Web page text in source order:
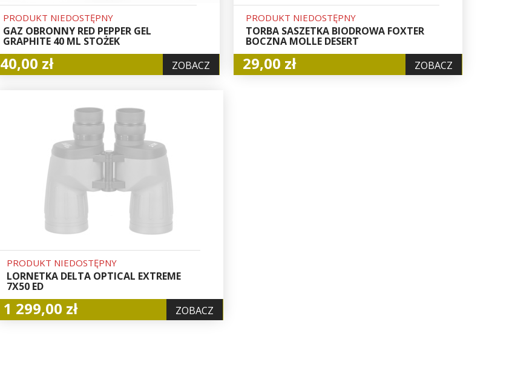
PRODUKT NIEDOSTĘPNY
GAZ OBRONNY RED PEPPER GEL
GRAPHITE 40 ML STOŻEK
40,00 zł ZOBACZ
PRODUKT NIEDOSTĘPNY
TORBA SASZETKA BIODROWA FOXTER
BOCZNA MOLLE DESERT
29,00 zł ZOBACZ
PRODUKT NIEDOSTĘPNY
LORNETKA DELTA OPTICAL EXTREME
7X50 ED
1 299,00 zł ZOBACZ